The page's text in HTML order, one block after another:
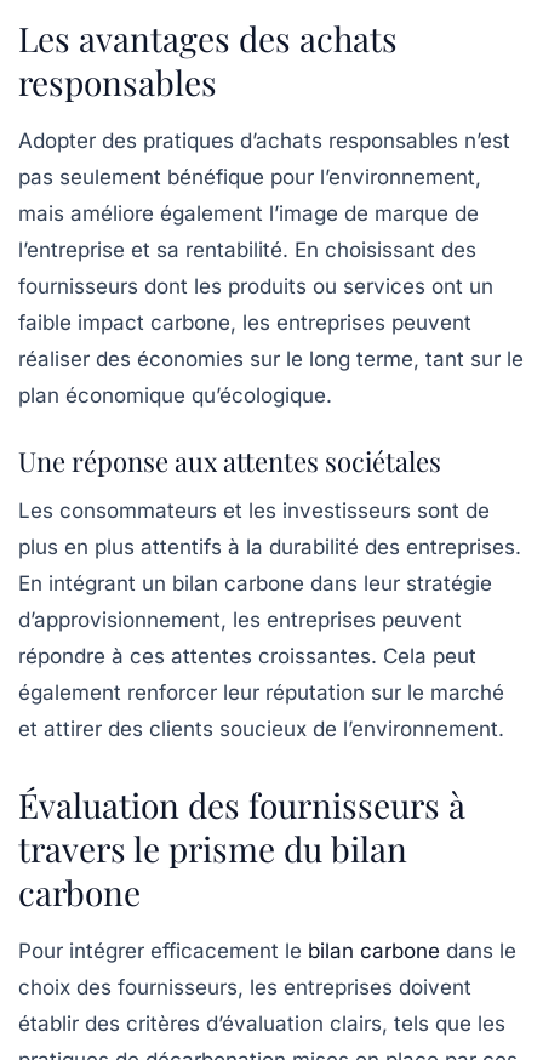
Les avantages des achats
responsables
Adopter des pratiques d’achats responsables n’est
pas seulement bénéfique pour l’environnement,
mais améliore également l’image de marque de
l’entreprise et sa rentabilité. En choisissant des
fournisseurs dont les produits ou services ont un
faible impact carbone, les entreprises peuvent
réaliser des économies sur le long terme, tant sur le
plan économique qu’écologique.
Une réponse aux attentes sociétales
Les consommateurs et les investisseurs sont de
plus en plus attentifs à la durabilité des entreprises.
En intégrant un bilan carbone dans leur stratégie
d’approvisionnement, les entreprises peuvent
répondre à ces attentes croissantes. Cela peut
également renforcer leur réputation sur le marché
et attirer des clients soucieux de l’environnement.
Évaluation des fournisseurs à
travers le prisme du bilan
carbone
Pour intégrer efficacement le bilan carbone dans le
choix des fournisseurs, les entreprises doivent
établir des critères d’évaluation clairs, tels que les